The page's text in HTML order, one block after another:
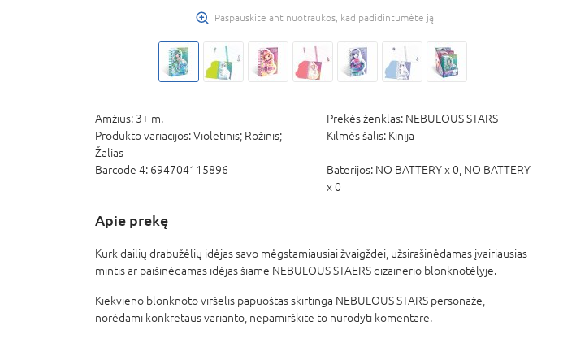
Paspauskite ant nuotraukos, kad padidintumėte ją
Amžius: 3+ m. Prekės ženklas: NEBULOUS STARS
Produkto variacijos:Violetinis; Rožinis;
Žalias
Kilmės šalis: Kinija
Barcode 4: 694704115896 Baterijos: NO BATTERY x 0, NO BATTERY
x 0
Apie prekę
Kurk dailių drabužėlių idėjas savo mėgstamiausiai žvaigždei, užsirašinėdamas įvairiausias
mintis ar paišinėdamas idėjas šiame NEBULOUS STAERS dizainerio blonknotėlyje.
Kiekvieno blonknoto viršelis papuoštas skirtinga NEBULOUS STARS personaže,
norėdami konkretaus varianto, nepamirškite to nurodyti komentare.